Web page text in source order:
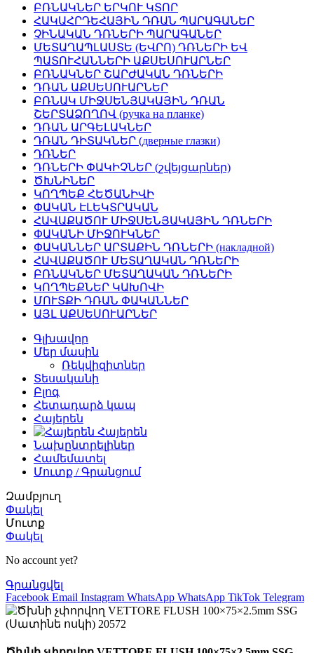
ԲՌՆԱԿՆԵՐ ԵՐԿՈՒ ԿՏՈՐ
ՀԱԿԱՀՐԴԵՀԱՅԻՆ ԴՌԱՆ ՊԱՐԱԳԱՆԵՐ
ՉԻՆԱԿԱՆ ԴՌՆԵՐԻ ՊԱՐԱԳԱՆԵՐ
ՄԵՏԱՂԱՊԼԱՍՏԵ (ԵՎՐՈ) ԴՌՆԵՐԻ ԵՎ
ՊԱՏՈՒՀԱՆՆԵՐԻ ԱՔՍԵՍՈՒԱՐՆԵՐ
ԲՌՆԱԿՆԵՐ ՇԱՐԺԱԿԱՆ ԴՌՆԵՐԻ
ԴՌԱՆ ԱՔՍԵՍՈՒԱՐՆԵՐ
ԲՌՆԱԿ ՄԻՋՍԵՆՅԱԿԱՅԻՆ ԴՌԱՆ
ՇԵՐՏԱՁՈՂՈՎ (ручка на планке)
ԴՌԱՆ ԱՐԳԵԼԱԿՆԵՐ
ԴՌԱՆ ԴԻՏԱԿՆԵՐ (дверные глазки)
ԴՌՆԵՐ
ԴՌՆԵՐԻ ՓԱԿԻՉՆԵՐ (շվեյցարներ)
ԾԽՆԻՆԵՐ
ԿՈՂՊԵՔ ՀԵԾԱՆԻՎԻ
ՓԱԿԱՆ ԷԼԵԿՏՐԱԿԱՆ
ՀԱՎԱՔԱԾՈՒ ՄԻՋՍԵՆՅԱԿԱՅԻՆ ԴՌՆԵՐԻ
ՓԱԿԱՆԻ ՄԻՋՈՒԿՆԵՐ
ՓԱԿԱՆՆԵՐ ԱՐՏԱՔԻՆ ԴՌՆԵՐԻ (накладной)
ՀԱՎԱՔԱԾՈՒ ՄԵՏԱՂԱԿԱՆ ԴՌՆԵՐԻ
ԲՌՆԱԿՆԵՐ ՄԵՏԱՂԱԿԱՆ ԴՌՆԵՐԻ
ԿՈՂՊԵՔՆԵՐ ԿԱԽՈՎԻ
ՄՈՒՏՔԻ ԴՌԱՆ ՓԱԿԱՆՆԵՐ
ԱՅԼ ԱՔՍԵՍՈՒԱՐՆԵՐ
Գլխավոր
Մեր մասին
Ռեկվիզիտներ
Տեսականի
Բլոգ
Հետադարձ կապ
Հայերեն
Հայերեն
Նախընտրելիներ
Համեմատել
Մուտք / Գրանցում
Զամբյուղ
Փակել
Մուտք
Փակել
No account yet?
Գրանցվել
Facebook Email Instagram WhatsApp WhatsApp TikTok Telegram